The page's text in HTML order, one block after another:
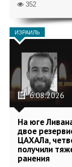
352
ИЗРАИЛЬ
6.08.2026
На юге
двое
ЦАХАЛа,
получили
ранения